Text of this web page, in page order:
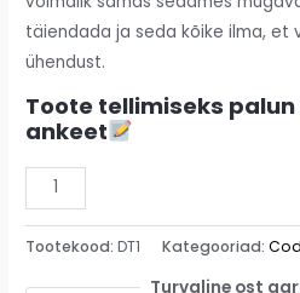
täiendada ja seda kõike ilma, et
ühendust.
Toote tellimiseks
ankeet
Tootekood:DT1 Kategooriad:
Turvaline ost